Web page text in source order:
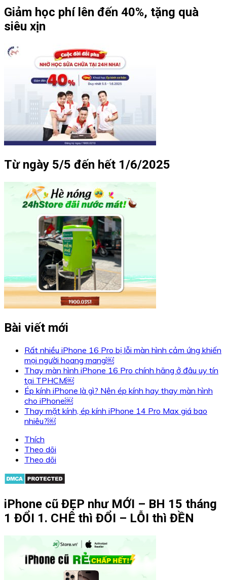
Giảm học phí lên đến 40%, tặng quà
siêu xịn
Từ ngày 5/5 đến hết 1/6/2025
Bài viết mới
Rất nhiều iPhone 16 Pro bị lỗi màn hình cảm ứng khiến
mọi người hoang mang￼
Thay màn hình iPhone 16 Pro chính hãng ở đâu uy tín
tại TPHCM￼
Ép kính iPhone là gì? Nên ép kính hay thay màn hình
cho iPhone￼
Thay mặt kính, ép kính iPhone 14 Pro Max giá bao
nhiêu?￼
Thích
Theo dõi
Theo dõi
iPhone cũ ĐẸP như MỚI – BH 15 tháng
1 ĐỔI 1. CHÊ thì ĐỔI – LỖI thì ĐỀN